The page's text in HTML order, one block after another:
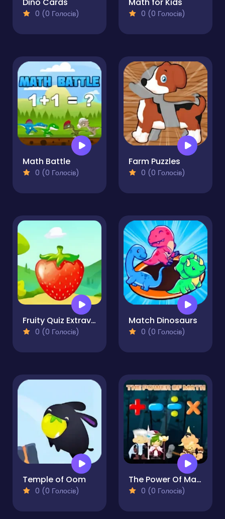
Dino Cards
0 (0 Голосів)
Math for Kids
0 (0 Голосів)
Math Battle
0 (0 Голосів)
Farm Puzzles
0 (0 Голосів)
Fruity Quiz Extravaganza
0 (0 Голосів)
Match Dinosaurs
0 (0 Голосів)
Temple of Oom
0 (0 Голосів)
The Power Of Math
0 (0 Голосів)